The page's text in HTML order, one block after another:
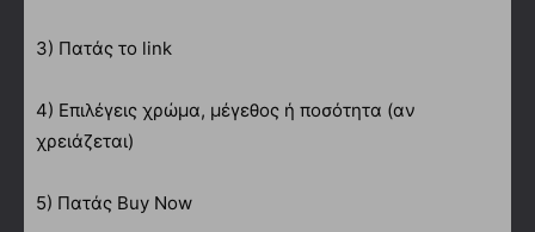
3) Πατάς το link
4) Επιλέγεις χρώμα, μέγεθος ή ποσότητα (αν
χρειάζεται)
5) Πατάς Buy Now